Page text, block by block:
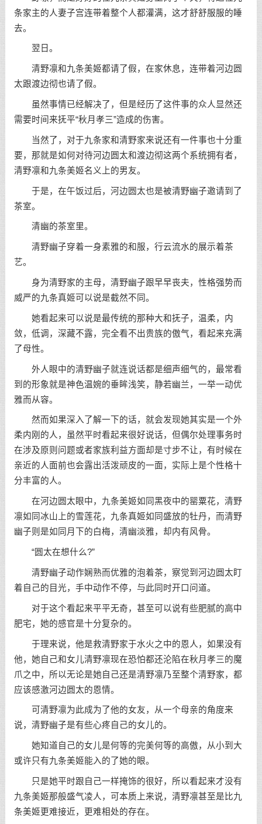
条家主的人妻子宫连带着整个人都灌满，这才舒舒服服的睡
去。
翌日。
清野凛和九条美姬都请了假，在家休息，连带着河边圆
太跟渡边彻也请了假。
虽然事情已经解决了，但是经历了这件事的众人显然还
需要时间来抚平“秋月孝三”造成的伤害。
当然了，对于九条家和清野家来说还有一件事也十分重
要，那就是如何对待河边圆太和渡边彻这两个系统拥有者，
清野凛和九条美姬名义上的男友。
于是，在午饭过后，河边圆太也是被清野幽子邀请到了
茶室。
清幽的茶室里。
清野幽子穿着一身素雅的和服，行云流水的展示着茶
艺。
身为清野家的主母，清野幽子跟早早丧夫，性格强势而
威严的九条真姬可以说是截然不同。
她看起来可以说是最传统的那种大和抚子，温柔，内
敛，低调，深藏不露，完全看不出贵族的傲气，看起来充满
了母性。
外人眼中的清野幽子就连说话都是细声细气的，最常看
到的形象就是神色温婉的垂眸浅笑，静若幽兰，一举一动优
雅而从容。
然而如果深入了解一下的话，就会发现她其实是一个外
柔内刚的人，虽然平时看起来很好说话，但偶尔处理事务时
在涉及原则问题或者家族利益方面却是寸步不让，有时候在
亲近的人面前也会露出活泼顽皮的一面，实际上是个性格十
分丰富的人。
在河边圆太眼中，九条美姬如同黑夜中的罂粟花，清野
凛如同冰山上的雪莲花，九条真姬如同盛放的牡丹，而清野
幽子则是如同月下的白梅，清幽淡雅，却内有风骨。
“圆太在想什么?”
清野幽子动作娴熟而优雅的泡着茶，察觉到河边圆太盯
着自己的目光，手中动作不停，与此同时开口问道。
对于这个看起来平平无奇，甚至可以说有些肥腻的高中
肥宅，她的感官是十分复杂的。
于理来说，他是救清野家于水火之中的恩人，如果没有
他，她自己和女儿清野凛现在恐怕都还沦陷在秋月孝三的魔
爪之中，所以无论是她自己还是清野凛乃至整个清野家，都
应该感激河边圆太的恩情。
可清野凛为此成为了他的女友，从一个母亲的角度来
说，清野幽子是有些心疼自己的女儿的。
她知道自己的女儿是何等的完美何等的高傲，从小到大
或许只有九条美姬能入的了她的眼。
只是她平时跟自己一样掩饰的很好，所以看起来才没有
九条美姬那般盛气凌人，可本质上来说，清野凛甚至是比九
条美姬更难接近，更难相处的存在。